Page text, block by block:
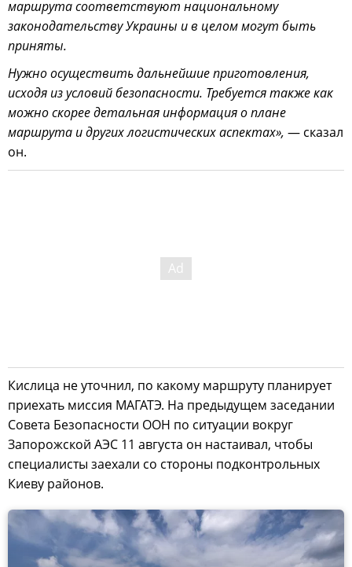
маршрута соответствуют национальному
законодательству Украины и в целом могут быть
приняты.
Нужно осуществить дальнейшие приготовления,
исходя из условий безопасности. Требуется также как
можно скорее детальная информация о плане
маршрута и других логистических аспектах», — сказал
он.
Кислица не уточнил, по какому маршруту планирует
приехать миссия МАГАТЭ. На предыдущем заседании
Совета Безопасности ООН по ситуации вокруг
Запорожской АЭС 11 августа он настаивал, чтобы
специалисты заехали со стороны подконтрольных
Киеву районов.